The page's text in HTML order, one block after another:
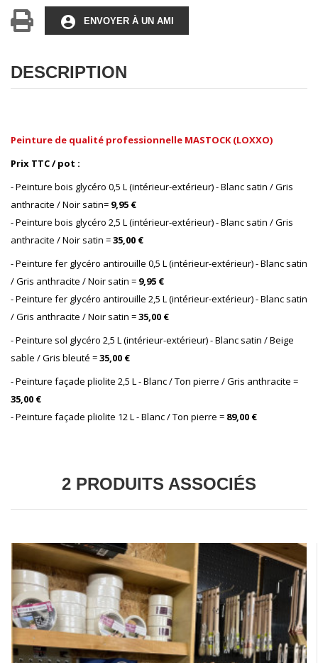
account_circle ENVOYER À UN AMI
DESCRIPTION
Peinture de qualité professionnelle MASTOCK (LOXXO)
Prix TTC / pot :
- Peinture bois glycéro 0,5 L (intérieur-extérieur) - Blanc satin / Gris
anthracite / Noir satin= 9,95 €
- Peinture bois glycéro 2,5 L (intérieur-extérieur) - Blanc satin / Gris
anthracite / Noir satin =35,00 €
- Peinture fer glycéro antirouille 0,5 L (intérieur-extérieur) - Blanc satin
/ Gris anthracite / Noir satin = 9,95 €
- Peinture fer glycéro antirouille 2,5 L (intérieur-extérieur) - Blanc satin
/ Gris anthracite / Noir satin =35,00 €
- Peinture sol glycéro 2,5 L (intérieur-extérieur) - Blanc satin / Beige
sable / Gris bleuté =35,00 €
- Peinture façade pliolite 2,5 L - Blanc / Ton pierre / Gris anthracite =
35,00 €
- Peinture façade pliolite 12 L - Blanc / Ton pierre = 89,00 €
2 PRODUITS ASSOCIÉS